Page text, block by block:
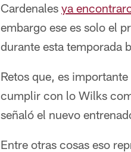
Cardenales ya
embargo ese es solo el
durante esta temporada
Retos que, es
cumplir con lo Wilks
señaló el nuevo
Entre otras cosas eso